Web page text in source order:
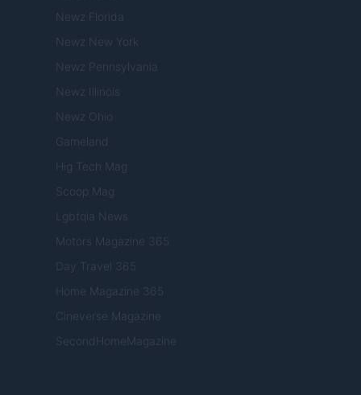
Newz Florida
Newz New York
Newz Pennsylvania
Newz Illinois
Newz Ohio
Gameland
Hig Tech Mag
Scoop Mag
Lgbtqia News
Motors Magazine 365
Day Travel 365
Home Magazine 365
Cineverse Magazine
SecondHomeMagazine